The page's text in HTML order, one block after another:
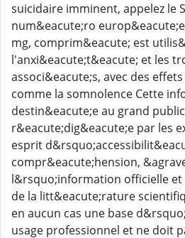
suicidaire imminent, appelez le
num&eacute;ro
mg, comprim&eacute; est
l'anxi&eacute;t&eacute; et les
associ&eacute;s, avec des
comme la somnolence Cette
destin&eacute;e au grand
r&eacute;dig&eacute;e par les
esprit
compr&eacute;hension,
l&rsquo;information officielle et
de la litt&eacute;rature
en aucun cas une base
usage professionnel et ne doit